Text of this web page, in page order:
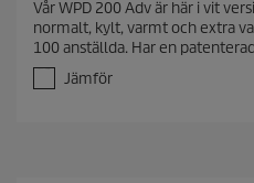
0
a
v
s
Vår WPD 200 Adv är här i vit
normalt, kylt, varmt och extra
100 anställda. Har en
Jämför